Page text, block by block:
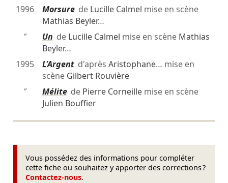
1996
Morsurede Lucille Calmel mise en scène
Mathias Beyler…
″
Un de Lucille Calmel mise en scène Mathias
Beyler…
1995
L'Argentd'après Aristophane… mise en
scène Gilbert Rouvière
″
Mélitede Pierre Corneillemise en scène
Julien Bouffier
Vous possédez des informations pour compléter
cette fiche ou souhaitez y apporter des corrections ?
Contactez-nous.